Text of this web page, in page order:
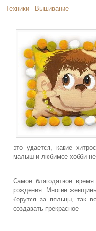
Техники - Вышивание
это удается, какие
малыш и любимое хобби
Самое благодатное
рождения. Многие
берутся за пяльцы, так
создавать прекрасное